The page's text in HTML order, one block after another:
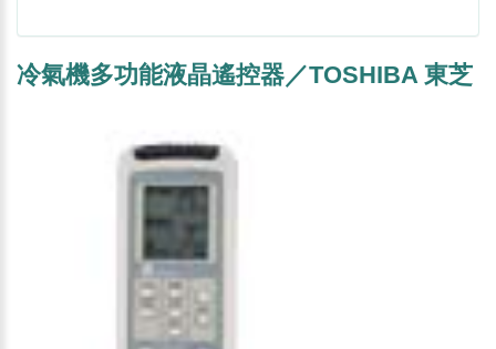
冷氣機多功能液晶遙控器／TOSHIBA 東芝